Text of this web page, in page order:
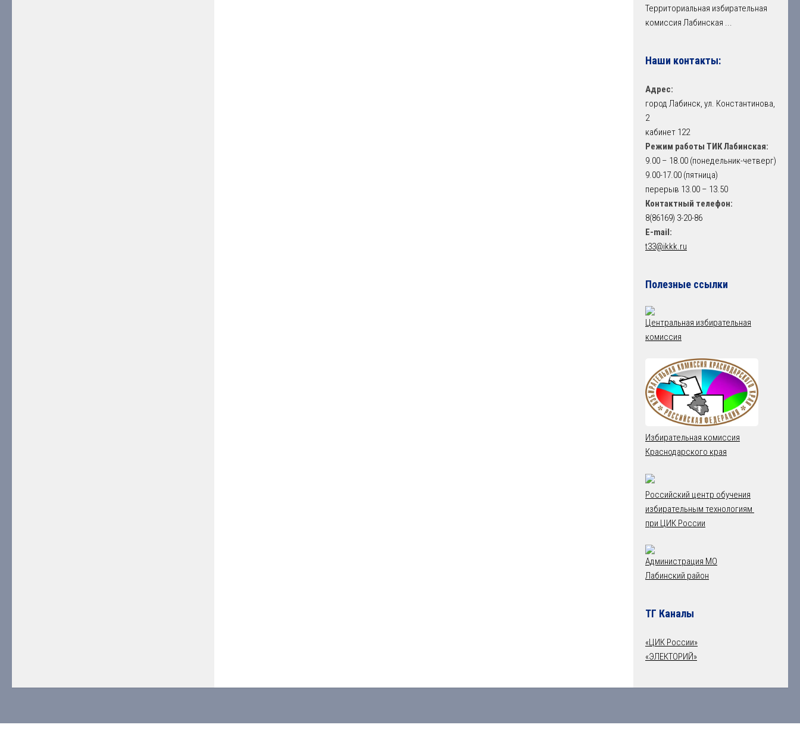
Территориальная избирательная
комиссия Лабинская
Наши контакты:
Адрес:
город Лабинск, ул. Константинова,
2
кабинет 122
Режим работы ТИК Лабинская:
9.00 – 18.00 (понедельник-четверг)
9.00-17.00 (пятница)
перерыв 13.00 – 13.50
Контактный телефон:
8(86169) 3-20-86
E-mail:
t33@ikkk.ru
Полезные ссылки
Центральная избирательная
комиссия
Избирательная комиссия
Краснодарского края
Российский центр обучения
избирательным технологиям
при ЦИК России
Администрация МО
Лабинский район
ТГ Каналы
«ЦИК России»
«ЭЛЕКТОРИЙ»